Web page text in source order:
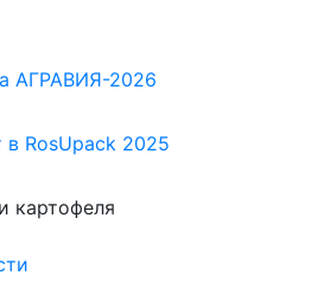
АГРАВИЯ-2026
RosUpack 2025
картофеля